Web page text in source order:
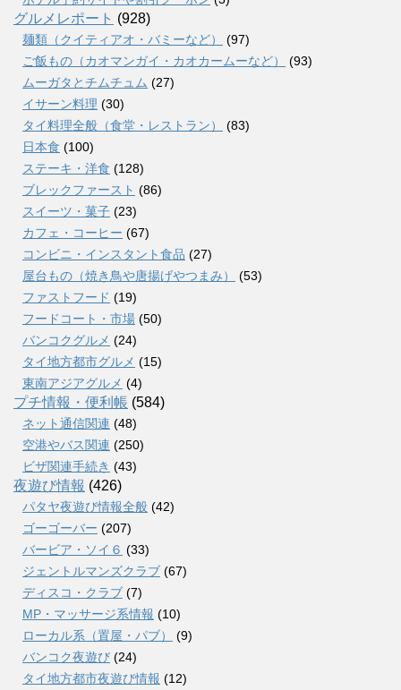
グルメレポート (928)
麺類（クイティアオ・バミーなど）
(97)
ご飯もの（カオマンガイ・カオカームーなど）
(93)
ムーガタとチムチュム (27)
イサーン料理 (30)
タイ料理全般（食堂・レストラン）
(83)
日本食 (100)
ステーキ・洋食 (128)
ブレックファースト (86)
スイーツ・菓子 (23)
カフェ・コーヒー (67)
コンビニ・インスタント食品 (27)
屋台もの（焼き鳥や唐揚げやつまみ）
(53)
ファストフード (19)
フードコート・市場 (50)
バンコクグルメ (24)
タイ地方都市グルメ (15)
東南アジアグルメ (4)
プチ情報・便利帳 (584)
ネット通信関連 (48)
空港やバス関連 (250)
ビザ関連手続き (43)
夜遊び情報 (426)
パタヤ夜遊び情報全般 (42)
ゴーゴーバー (207)
バービア・ソイ６ (33)
ジェントルマンズクラブ (67)
ディスコ・クラブ (7)
MP・マッサージ系情報 (10)
ローカル系（置屋・パブ）
(9)
バンコク夜遊び (24)
タイ地方都市夜遊び情報 (12)